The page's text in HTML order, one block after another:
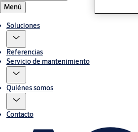
Menú
Soluciones
Referencias
Servicio de mantenimiento
Quiénes somos
Contacto